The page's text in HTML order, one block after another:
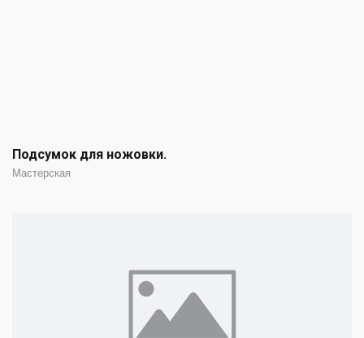
Подсумок для ножовки.
Мастерская